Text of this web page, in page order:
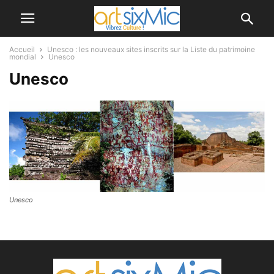
Accueil
Unesco : les nouveaux sites inscrits sur la Liste du patrimoine
mondial
Unesco
Unesco
Unesco